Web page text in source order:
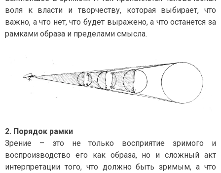
воля к власти и творчеству, которая выбирает, что
важно, а что нет, что будет выражено, а что останется за
рамками образа и пределами смысла.
2. Порядок рамки
Зрение – это не только восприятие зримого и
воспроизводство его как образа, но и сложный акт
интерпретации того, что должно быть зримым, а что